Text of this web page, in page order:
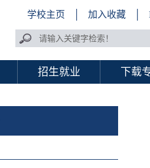
学校主页 加入收藏
招生就业 下载